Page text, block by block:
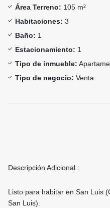
Área Terreno: 105 m²
Habitaciones: 3
Baño: 1
Estacionamiento: 1
Tipo de inmueble:
Tipo de negocio: Venta
Descripción Adicional :
Listo para habitar en San Luis
San Luis).